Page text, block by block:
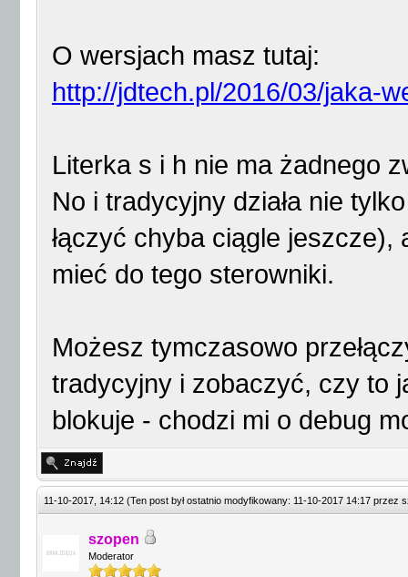
O wersjach masz tutaj:
http://jdtech.pl/2016/03/jaka-
Literka s i h nie ma żadnego
No i tradycyjny działa nie
łączyć chyba ciągle
mieć do tego sterowniki.
Możesz tymczasowo
tradycyjny i zobaczyć, czy to
blokuje - chodzi mi o debug
11-10-2017, 14:12 (Ten post był ostatnio modyfikowany: 11-10-2017 14:17 przez
szopen
Moderator